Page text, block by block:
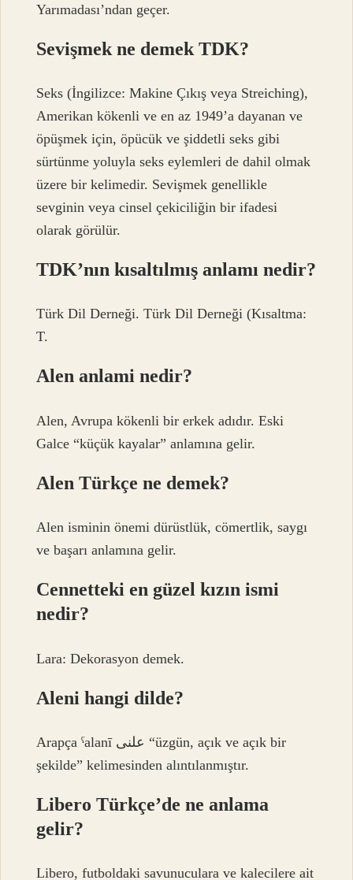
Yarımadası’ndan geçer.
Sevişmek ne demek TDK?
Seks (İngilizce: Makine Çıkış veya Streiching),
Amerikan kökenli ve en az 1949’a dayanan ve
öpüşmek için, öpücük ve şiddetli seks gibi
sürtünme yoluyla seks eylemleri de dahil olmak
üzere bir kelimedir. Sevişmek genellikle
sevginin veya cinsel çekiciliğin bir ifadesi
olarak görülür.
TDK’nın kısaltılmış anlamı nedir?
Türk Dil Derneği. Türk Dil Derneği (Kısaltma:
T.
Alen anlami nedir?
Alen, Avrupa kökenli bir erkek adıdır. Eski
Galce “küçük kayalar” anlamına gelir.
Alen Türkçe ne demek?
Alen isminin önemi dürüstlük, cömertlik, saygı
ve başarı anlamına gelir.
Cennetteki en güzel kızın ismi
nedir?
Lara: Dekorasyon demek.
Aleni hangi dilde?
Arapça ˁalanī علنى “üzgün, açık ve açık bir
şekilde” kelimesinden alıntılanmıştır.
Libero Türkçe’de ne anlama
gelir?
Libero, futboldaki savunuculara ve kalecilere ait